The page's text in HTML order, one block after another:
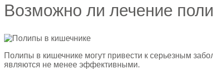
Возможно ли лечение
Полипы в кишечнике могут привести к серьезным
являются не менее эффективными.